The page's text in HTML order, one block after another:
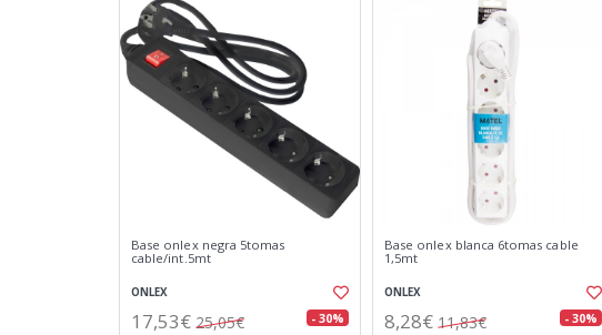
Base onlex negra 5tomas
cable/int.5mt
ONLEX
17,53€ 25,05€ - 30%
Base onlex blanca 6tomas cable
1,5mt
ONLEX
8,28€ 11,83€ - 30%